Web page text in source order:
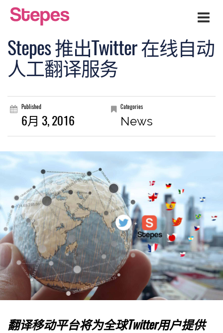
Stepes 推出Twitter 在线自动
人工翻译服务
Published
6月 3, 2016
Categories
News
翻译移动平台将为全球Twitter用户提供